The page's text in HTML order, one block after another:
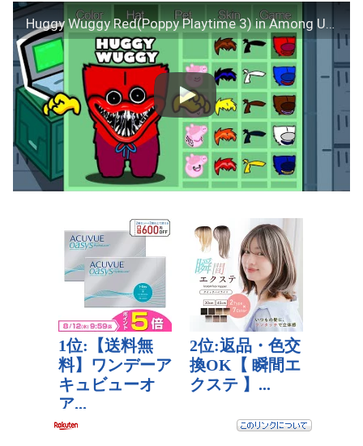
Huggy Wuggy Red(Poppy Playtime 3) in Among Us ◉ funny animation – 1000 iQ impostor